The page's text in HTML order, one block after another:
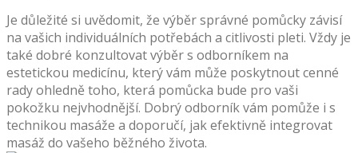
Je důležité si uvědomit, že výběr správné pomůcky závisí
na vašich individuálních potřebách a citlivosti pleti. Vždy je
také dobré konzultovat výběr s odborníkem na
estetickou medicínu, který vám může poskytnout cenné
rady ohledně toho, která pomůcka bude pro vaši
pokožku nejvhodnější. Dobrý odborník vám pomůže i s
technikou masáže a doporučí, jak efektivně integrovat
masáž do vašeho běžného života.